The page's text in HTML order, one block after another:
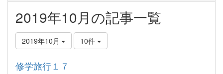
2019年10月の記事一覧
2019年10月 10件
修学旅行１７